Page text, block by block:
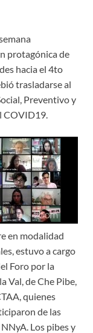
protagónica de
hacia el 4to
trasladarse al
Preventivo y
COVID19.
en modalidad
estuvo a cargo
Foro por la
Val, de Che Pibe,
quienes
de las
Los pibes y